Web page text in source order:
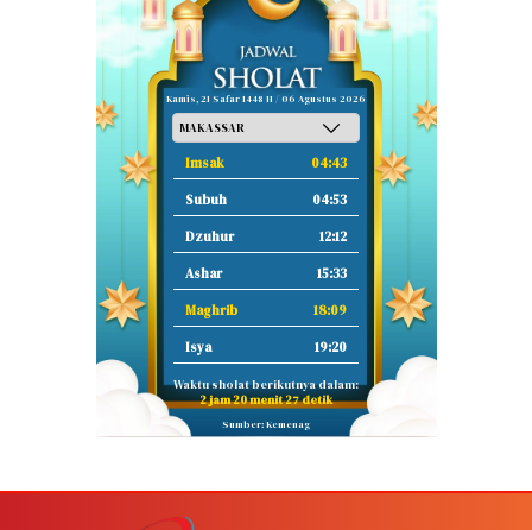
Kamis, 21 Safar 1448 H / 06 Agustus 2026
Imsak 04:43
Subuh 04:53
Dzuhur 12:12
Ashar 15:33
Maghrib 18:09
Isya 19:20
Waktu sholat berikutnya dalam:
2 jam 20 menit 26 detik
Sumber: Kemenag